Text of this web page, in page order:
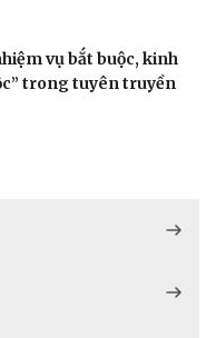
vụ bắt buộc, kinh
trong tuyên truyền